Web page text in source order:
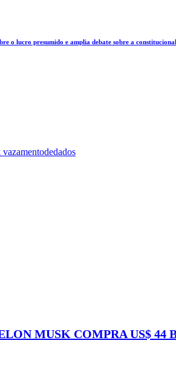
o lucro presumido e amplia debate sobre a
MUSK COMPRA US$ 44